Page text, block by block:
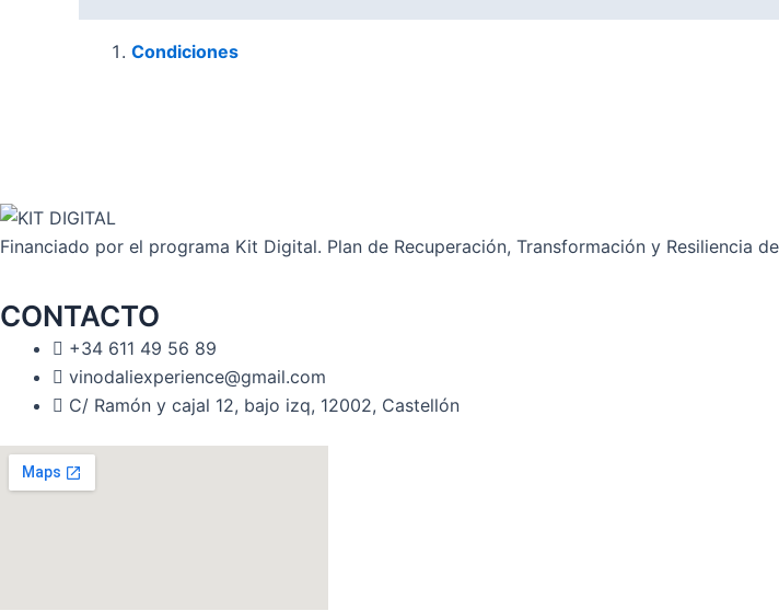
Condiciones
Financiado por el programa Kit Digital. Plan de Recuperación, Transformación y Resiliencia
CONTACTO
+34 611 49 56 89
vinodaliexperience@gmail.com
C/ Ramón y cajal 12, bajo izq, 12002, Castellón